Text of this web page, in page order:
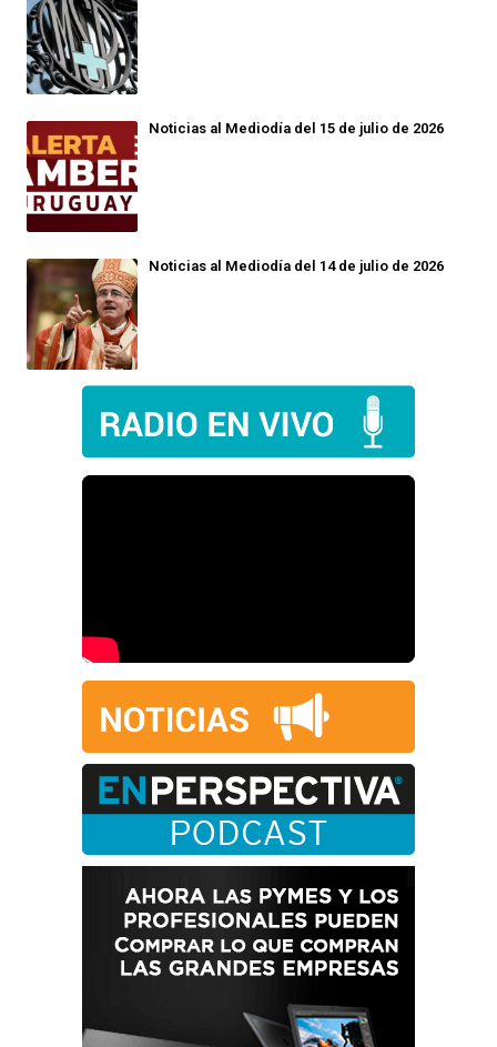
Noticias al Mediodía del 15 de julio de 2026
Noticias al Mediodía del 14 de julio de 2026